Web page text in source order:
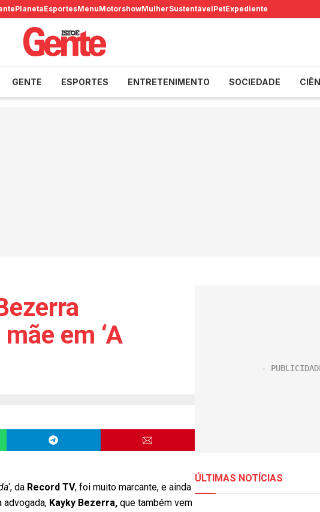
PlanetaEsportesMenuMotorshowMulherSustentávelPetExpediente
GENTE ESPORTES ENTRETENIMENTO SOCIEDADE
em ‘A
‘, da Record TV, foi muito marcante, e ainda
advogada, Kayky Bezerra, que também vem